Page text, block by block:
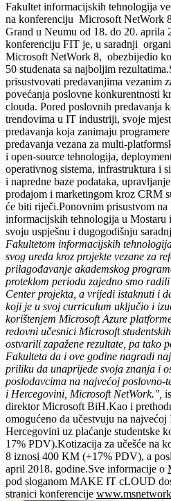
Fakultet informacijskih tehnologija
na konferenciju Microsoft NetWork
Grand u Neumu od 18. do 20. aprila
konferenciju FIT je, u saradnji
Microsoft NetWork 8, obezbijedio
50 studenata sa najboljim
prisustvovati predavanjima vezanim
povećanja poslovne konkurentnosti
clouda. Pored poslovnih predavanja
trendovima u IT industriji, svoje
predavanja koja zanimaju
predavanja vezana za multi-
i open-source tehnologija,
operativnog sistema, infrastruktura i
i napredne baze podataka,
prodajom i marketingom kroz CRM
će biti riječi.Ponovnim prisustvom
informacijskih tehnologija u
svoju uspješnu i dugogodišnju
Fakultetom informacijskih
svog ureda kroz projekte vezane za
prilagođavanje akademskog
proteklom periodu zajedno smo
Center projekta, a vrijedi istaknuti i
koji je u svoj curriculum uključio i
korištenjem Microsoft Azure
redovni učesnici Microsoft
ostvarili zapažene rezultate, pa tako
Fakulteta da i ove godine nagradi
priliku da unaprijede svoja znanja i
poslodavcima na najvećoj poslovno-
i Hercegovini, Microsoft NetWork.",
direktor Microsoft BiH.Kao i
omogućeno da učestvuju na
Hercegovini uz plaćanje studentske
17% PDV).Kotizacija za učešće na
8 iznosi 400 KM (+17% PDV), a
april 2018. godine.Sve informacije o
pod sloganom MAKE IT cLOUD
stranici konferencije